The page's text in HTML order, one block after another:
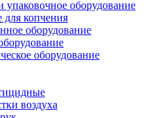
упаковочное оборудование
для копчения
оборудование
оборудование
воздуха